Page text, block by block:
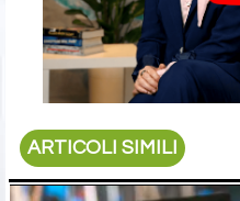
ARTICOLI SIMILI